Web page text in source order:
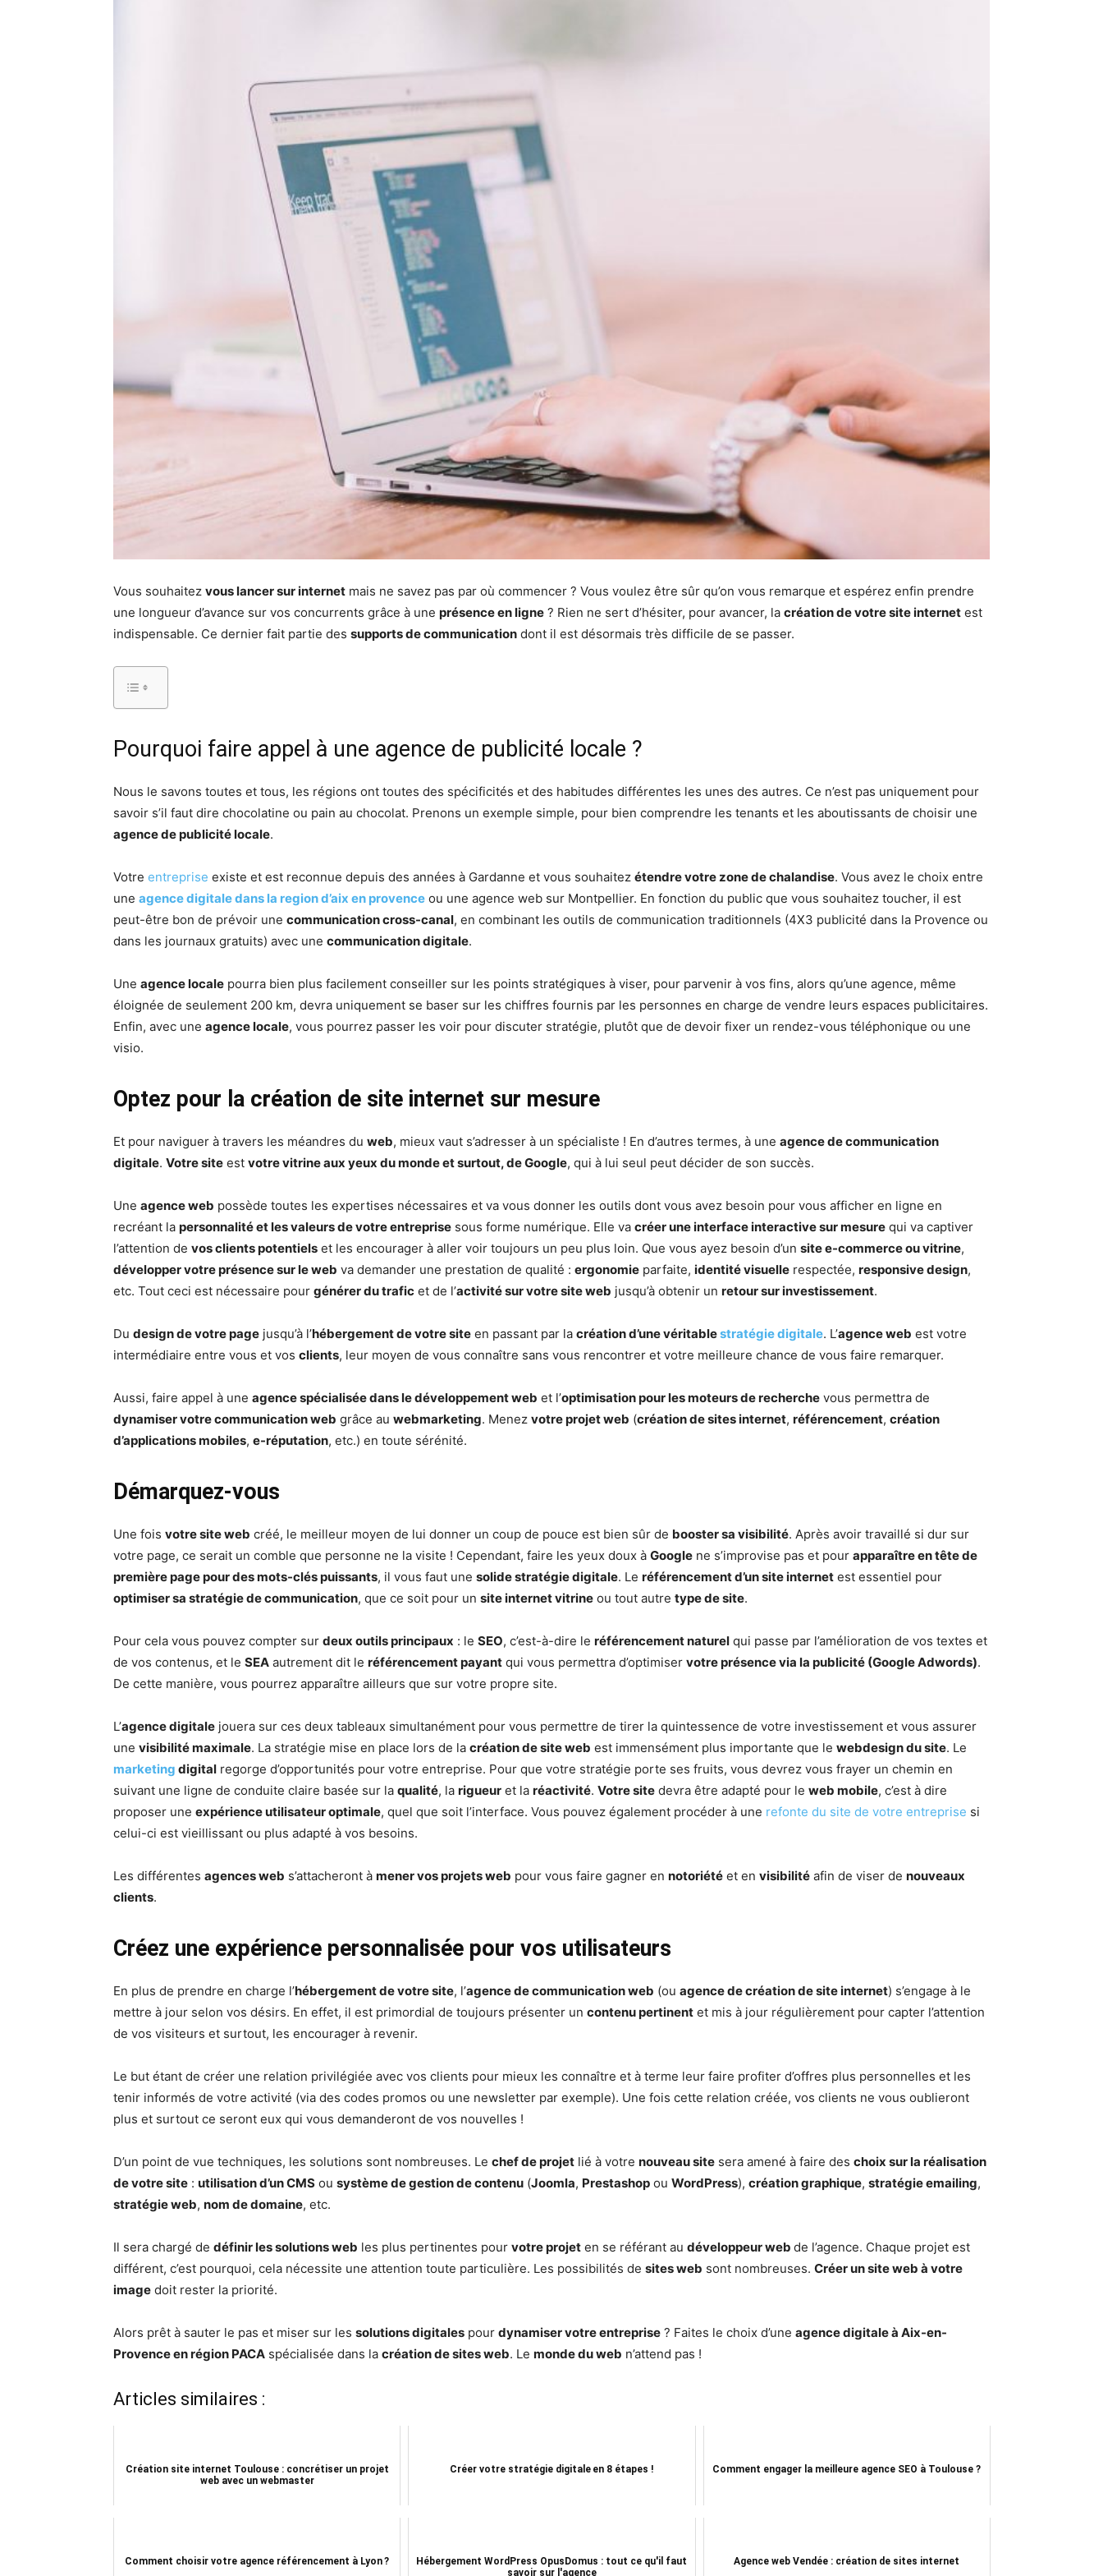
Vous souhaitez vous lancer sur internet mais ne savez pas par où commencer ? Vous voulez être sûr qu’on vous remarque et espérez enfin prendre
une longueur d’avance sur vos concurrents grâce à une présence en ligne ? Rien ne sert d’hésiter, pour avancer, la création de votre site internet est
indispensable. Ce dernier fait partie des supports de communication dont il est désormais très difficile de se passer.
Pourquoi faire appel à une agence de publicité locale ?
Nous le savons toutes et tous, les régions ont toutes des spécificités et des habitudes différentes les unes des autres. Ce n’est pas uniquement pour
savoir s’il faut dire chocolatine ou pain au chocolat. Prenons un exemple simple, pour bien comprendre les tenants et les aboutissants de choisir une
agence de publicité locale.
Votre entreprise existe et est reconnue depuis des années à Gardanne et vous souhaitez étendre votre zone de chalandise. Vous avez le choix entre
une agence digitale dans la region d’aix en provence ou une agence web sur Montpellier. En fonction du public que vous souhaitez toucher, il est
peut-être bon de prévoir une communication cross-canal, en combinant les outils de communication traditionnels (4X3 publicité dans la Provence ou
dans les journaux gratuits) avec une communication digitale.
Une agence locale pourra bien plus facilement conseiller sur les points stratégiques à viser, pour parvenir à vos fins, alors qu’une agence, même
éloignée de seulement 200 km, devra uniquement se baser sur les chiffres fournis par les personnes en charge de vendre leurs espaces publicitaires.
Enfin, avec une agence locale, vous pourrez passer les voir pour discuter stratégie, plutôt que de devoir fixer un rendez-vous téléphonique ou une
visio.
Optez pour la création de site internet sur mesure
Et pour naviguer à travers les méandres du web, mieux vaut s’adresser à un spécialiste ! En d’autres termes, à une agence de communication
digitale. Votre site est votre vitrine aux yeux du monde et surtout, de Google, qui à lui seul peut décider de son succès.
Une agence web possède toutes les expertises nécessaires et va vous donner les outils dont vous avez besoin pour vous afficher en ligne en
recréant la personnalité et les valeurs de votre entreprise sous forme numérique. Elle va créer une interface interactive sur mesure qui va captiver
l’attention de vos clients potentiels et les encourager à aller voir toujours un peu plus loin. Que vous ayez besoin d’un site e-commerce ou vitrine,
développer votre présence sur le web va demander une prestation de qualité : ergonomie parfaite, identité visuelle respectée, responsive design,
etc. Tout ceci est nécessaire pour générer du trafic et de l’activité sur votre site web jusqu’à obtenir un retour sur investissement.
Du design de votre page jusqu’à l’hébergement de votre site en passant par la création d’une véritablestratégie digitale. L’agence web est votre
intermédiaire entre vous et vos clients, leur moyen de vous connaître sans vous rencontrer et votre meilleure chance de vous faire remarquer.
Aussi, faire appel à une agence spécialisée dans le développement web et l’optimisation pour les moteurs de recherche vous permettra de
dynamiser votre communication web grâce au webmarketing. Menez votre projet web (création de sites internet, référencement, création
d’applications mobiles, e-réputation, etc.) en toute sérénité.
Démarquez-vous
Une fois votre site web créé, le meilleur moyen de lui donner un coup de pouce est bien sûr de booster sa visibilité. Après avoir travaillé si dur sur
votre page, ce serait un comble que personne ne la visite ! Cependant, faire les yeux doux à Google ne s’improvise pas et pour apparaître en tête de
première page pour des mots-clés puissants, il vous faut une solide stratégie digitale. Le référencement d’un site internet est essentiel pour
optimiser sa stratégie de communication, que ce soit pour un site internet vitrine ou tout autre type de site.
Pour cela vous pouvez compter sur deux outils principaux : le SEO, c’est-à-dire le référencement naturel qui passe par l’amélioration de vos textes et
de vos contenus, et le SEA autrement dit le référencement payant qui vous permettra d’optimiser votre présence via la publicité (Google Adwords).
De cette manière, vous pourrez apparaître ailleurs que sur votre propre site.
L’agence digitale jouera sur ces deux tableaux simultanément pour vous permettre de tirer la quintessence de votre investissement et vous assurer
une visibilité maximale. La stratégie mise en place lors de la création de site web est immensément plus importante que le webdesign du site. Le
marketing digital regorge d’opportunités pour votre entreprise. Pour que votre stratégie porte ses fruits, vous devrez vous frayer un chemin en
suivant une ligne de conduite claire basée sur la qualité, la rigueur et la réactivité. Votre site devra être adapté pour le web mobile, c’est à dire
proposer une expérience utilisateur optimale, quel que soit l’interface. Vous pouvez également procéder à une refonte du site de votre entreprise si
celui-ci est vieillissant ou plus adapté à vos besoins.
Les différentes agences web s’attacheront à mener vos projets web pour vous faire gagner en notoriété et en visibilité afin de viser de nouveaux
clients.
Créez une expérience personnalisée pour vos utilisateurs
En plus de prendre en charge l’hébergement de votre site, l’agence de communication web (ou agence de création de site internet) s’engage à le
mettre à jour selon vos désirs. En effet, il est primordial de toujours présenter un contenu pertinent et mis à jour régulièrement pour capter l’attention
de vos visiteurs et surtout, les encourager à revenir.
Le but étant de créer une relation privilégiée avec vos clients pour mieux les connaître et à terme leur faire profiter d’offres plus personnelles et les
tenir informés de votre activité (via des codes promos ou une newsletter par exemple). Une fois cette relation créée, vos clients ne vous oublieront
plus et surtout ce seront eux qui vous demanderont de vos nouvelles !
D’un point de vue techniques, les solutions sont nombreuses. Le chef de projet lié à votre nouveau site sera amené à faire des choix sur la réalisation
de votre site : utilisation d’un CMS ou système de gestion de contenu (Joomla, Prestashop ou WordPress), création graphique, stratégie emailing,
stratégie web, nom de domaine, etc.
Il sera chargé de définir les solutions web les plus pertinentes pour votre projet en se référant au développeur web de l’agence. Chaque projet est
différent, c’est pourquoi, cela nécessite une attention toute particulière. Les possibilités de sites web sont nombreuses. Créer un site web à votre
image doit rester la priorité.
Alors prêt à sauter le pas et miser sur les solutions digitales pour dynamiser votre entreprise ? Faites le choix d’une agence digitale à Aix-en-
Provence en région PACA spécialisée dans la création de sites web. Le monde du web n’attend pas !
Articles similaires :
Création site internet Toulouse : concrétiser un projet
web avec un webmaster
Créer votre stratégie digitale en 8 étapes ! Comment engager la meilleure agence SEO à Toulouse ?
Comment choisir votre agence référencement à Lyon ?
Hébergement WordPress OpusDomus : tout ce qu'il faut
savoir sur l'agence
Agence web Vendée : création de sites internet